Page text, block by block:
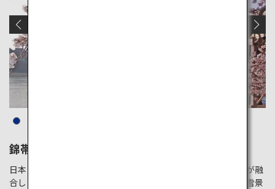
錦帯橋
日本を代表する木造橋。５連のアーチが美しい、技術と美学が融
合した名作です。春の桜、夏の花火、秋の紅葉、そして冬の雪景